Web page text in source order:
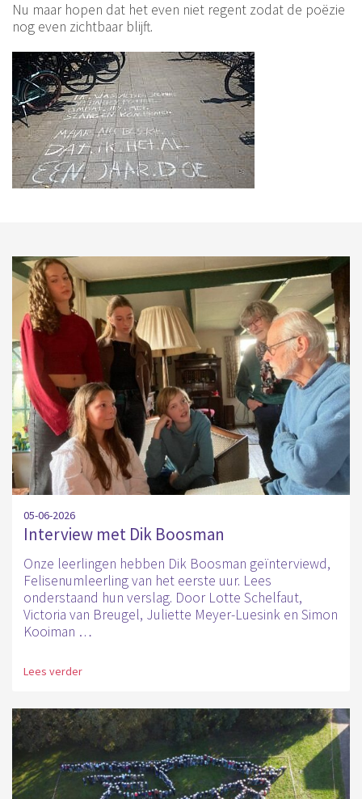
Nu maar hopen dat het even niet regent zodat de poëzie
nog even zichtbaar blijft.
05-06-2026
Interview met Dik Boosman
Onze leerlingen hebben Dik Boosman geïnterviewd,
Felisenumleerling van het eerste uur. Lees
onderstaand hun verslag. Door Lotte Schelfaut,
Victoria van Breugel, Juliette Meyer-Luesink en Simon
Kooiman …
Lees verder